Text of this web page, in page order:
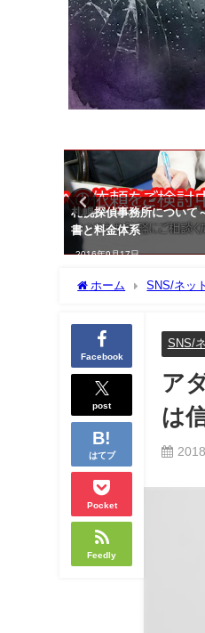
探偵の調査って個人情報
などの法に触れないの？
2018年5月5日
ホーム SNS/ネット
Facebook
post
はてブ
Pocket
Feedly
SNS/
ア
は